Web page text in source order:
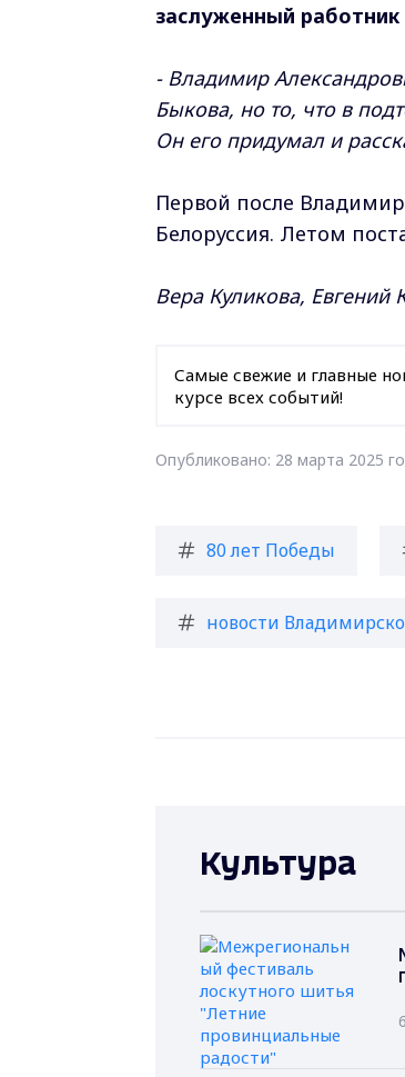
заслуженный
- Владимир
Быкова, но то, что в
Он его придумал и
Первой после
Белоруссия. Летом
Вера Куликова, Евгений
Самые свежие и главные
курсе всех событий!
Опубликовано: 28 марта 2025
80 лет Победы
новости
Культура